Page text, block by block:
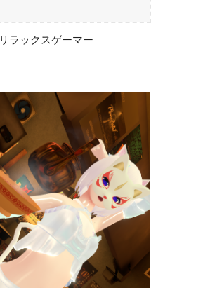
リラックスゲーマー